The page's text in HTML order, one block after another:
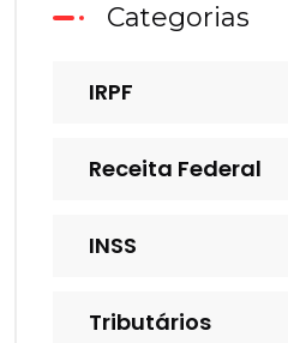
Categorias
IRPF
Receita Federal
INSS
Tributários